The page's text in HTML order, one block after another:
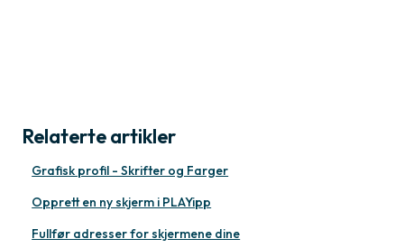
Relaterte artikler
Grafisk profil - Skrifter og Farger
Opprett en ny skjerm i PLAYipp
Fullfør adresser for skjermene dine